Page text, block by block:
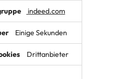
indeed.com
Einige Sekunden
Drittanbieter